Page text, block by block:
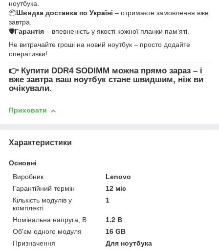
ноутбука.
📦Швидка доставка по Україні – отримаєте замовлення вже
завтра.
🛡Гарантія – впевненість у якості кожної планки пам’яті.
Не витрачайте гроші на новий ноутбук – просто додайте
оперативки!
👉 Купити DDR4 SODIMM можна прямо зараз – і
вже завтра ваш ноутбук стане швидшим, ніж ви
очікували.
Приховати
Характеристики
Основні
Виробник
Lenovo
Гарантійний термін
12 міс
Кількість модулів у
комплекті
1
Номінальна напруга, В
1.2 В
Об'єм одного модуля
16 GB
Призначення
Для ноутбука